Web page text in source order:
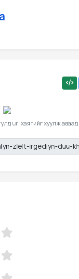
url хаягийг хуулж аваад